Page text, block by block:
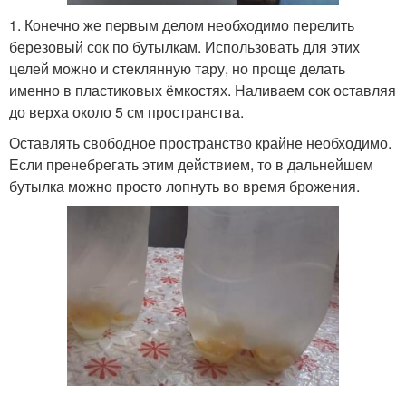
1. Конечно же первым делом необходимо перелить
березовый сок по бутылкам. Использовать для этих
целей можно и стеклянную тару, но проще делать
именно в пластиковых ёмкостях. Наливаем сок оставляя
до верха около 5 см пространства.
Оставлять свободное пространство крайне необходимо.
Если пренебрегать этим действием, то в дальнейшем
бутылка можно просто лопнуть во время брожения.